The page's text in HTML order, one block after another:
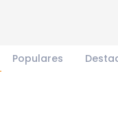
Populares